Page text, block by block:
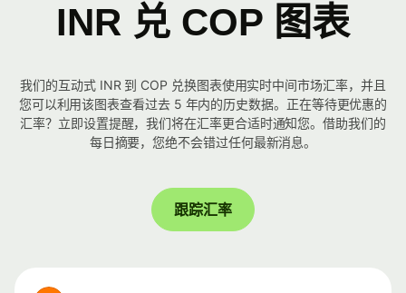
INR 兑 COP 图表
我们的互动式 INR 到 COP 兑换图表使用实时中间市场汇率，并且
您可以利用该图表查看过去 5 年内的历史数据。正在等待更优惠的
汇率？立即设置提醒，我们将在汇率更合适时通知您。借助我们的
每日摘要，您绝不会错过任何最新消息。
跟踪汇率